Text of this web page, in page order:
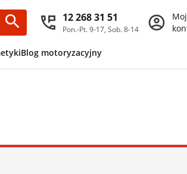
12 268 31 51
Pon.-Pt. 9-17, Sob. 8-14
Blog motoryzacyjny